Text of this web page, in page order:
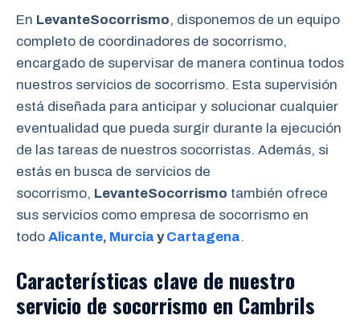
En LevanteSocorrismo, disponemos de un equipo
completo de coordinadores de socorrismo,
encargado de supervisar de manera continua todos
nuestros servicios de socorrismo. Esta supervisión
está diseñada para anticipar y solucionar cualquier
eventualidad que pueda surgir durante la ejecución
de las tareas de nuestros socorristas. Además, si
estás en busca de servicios de
socorrismo, LevanteSocorrismo también ofrece
sus servicios como empresa de socorrismo en
todo Alicante, Murcia yCartagena.
Características clave de nuestro
servicio de socorrismo en Cambrils